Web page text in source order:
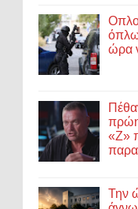
ώρα
«Ζ»
Την